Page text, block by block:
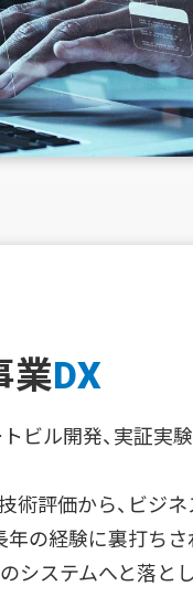
業DX
ビル開発、実証実験
術評価から、ビジ
の経験に裏打ちさ
システムへと落と